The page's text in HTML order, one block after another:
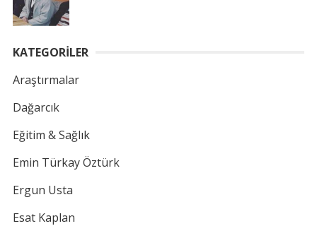
KATEGORİLER
Araştırmalar
Dağarcık
Eğitim & Sağlık
Emin Türkay Öztürk
Ergun Usta
Esat Kaplan